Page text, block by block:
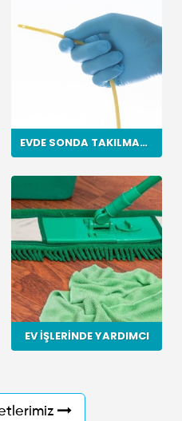
EVDE SONDA TAKILMASI VE DEĞIŞIMI
EV İŞLERINDE YARDIMCI